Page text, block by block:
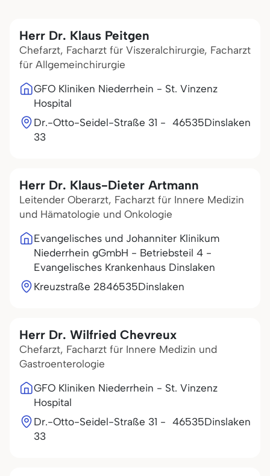
Herr Dr. Klaus Peitgen
Chefarzt, Facharzt für Viszeralchirurgie, Facharzt
für Allgemeinchirurgie
GFO Kliniken Niederrhein - St. Vinzenz
Hospital
Dr.-Otto-Seidel-Straße 31 -
33
46535Dinslaken
Herr Dr. Klaus-Dieter Artmann
Leitender Oberarzt, Facharzt für Innere Medizin
und Hämatologie und Onkologie
Evangelisches und Johanniter Klinikum
Niederrhein gGmbH - Betriebsteil 4 -
Evangelisches Krankenhaus Dinslaken
Kreuzstraße 2846535Dinslaken
Herr Dr. Wilfried Chevreux
Chefarzt, Facharzt für Innere Medizin und
Gastroenterologie
GFO Kliniken Niederrhein - St. Vinzenz
Hospital
Dr.-Otto-Seidel-Straße 31 -
33
46535Dinslaken